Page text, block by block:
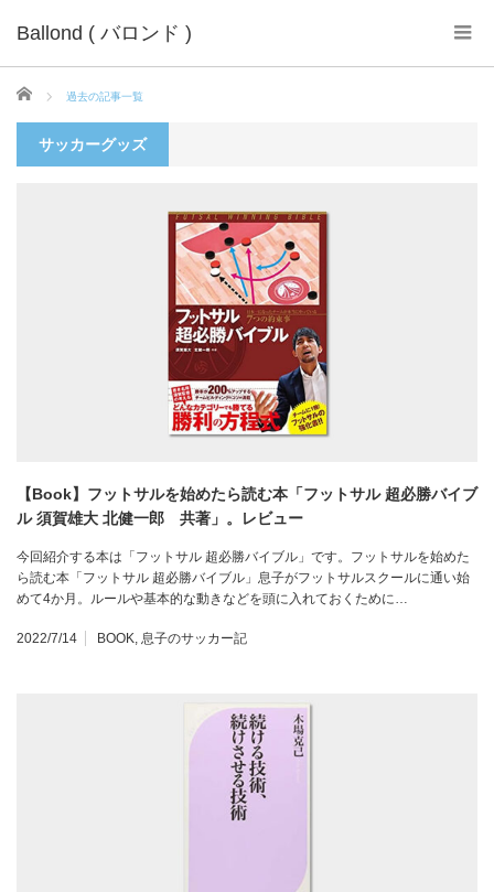
Ballond ( バロンド )
ホーム 過去の記事一覧
サッカーグッズ
【Book】フットサルを始めたら読む本「フットサル 超必勝バイブ
ル 須賀雄大 北健一郎 共著」。レビュー
今回紹介する本は「フットサル 超必勝バイブル」です。フットサルを始めた
ら読む本「フットサル 超必勝バイブル」息子がフットサルスクールに通い始
めて4か月。ルールや基本的な動きなどを頭に入れておくために…
2022/7/14 BOOK, 息子のサッカー記